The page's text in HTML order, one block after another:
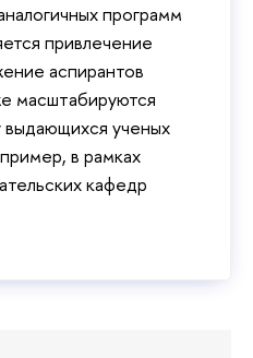
программ
привлечение
аспирантов
масштабируются
ученых
в рамках
кафедр